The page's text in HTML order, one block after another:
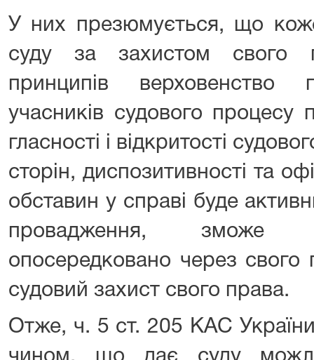
У них презюмується, що
суду за захистом свого
принципів верховенство
учасників судового процесу
гласності і відкритості
сторін, диспозитивності та
обставин у справі буде
провадження, зможе
опосередковано через свого
судовий захист свого права.
Отже, ч. 5 ст. 205 КАС